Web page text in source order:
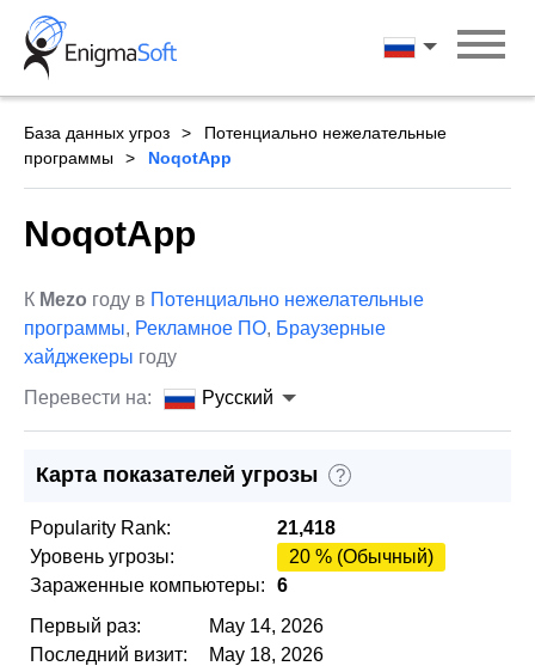
Skip
content
Русский
База данных угроз
Потенциально нежелательные
программы
NoqotApp
NoqotApp
К Mezo году в Потенциально нежелательные
программы, Рекламное ПО, Браузерные
хайджекеры году
Перевести на:
Русский
Карта показателей угрозы ?
Popularity Rank:
21,418
Уровень угрозы:
20 % (Обычный)
Зараженные компьютеры:
6
Первый раз:
May 14, 2026
Последний визит:
May 18, 2026